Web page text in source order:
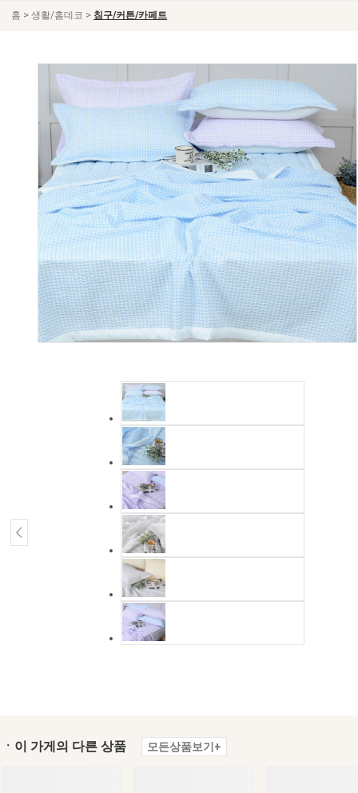
홈 > 생활/홈데코 > 침구/커튼/카페트
ㆍ이 가게의 다른 상품 모든상품보기+